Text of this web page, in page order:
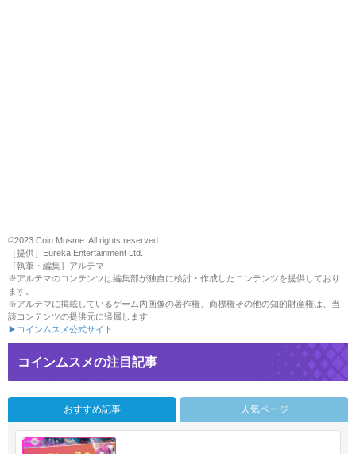
©2023 Coin Musme. All rights reserved.
［提供］Eureka Entertainment Ltd.
［執筆・編集］アルテマ
※アルテマのコンテンツは編集部が独自に検討・作成したコンテンツを提供しており
ます。
※アルテマに掲載しているゲーム内画像の著作権、商標権その他の知的財産権は、当
該コンテンツの提供元に帰属します
▶コインムスメ公式サイト
コインムスメの注目記事
おすすめ記事 人気ページ